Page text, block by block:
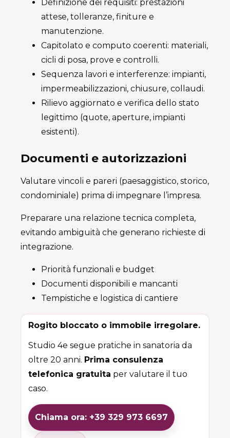
Definizione dei requisiti: prestazioni
attese, tolleranze, finiture e
manutenzione.
Capitolato e computo coerenti: materiali,
cicli di posa, prove e controlli.
Sequenza lavori e interferenze: impianti,
impermeabilizzazioni, chiusure, collaudi.
Rilievo aggiornato e verifica dello stato
legittimo (quote, aperture, impianti
esistenti).
Documenti e autorizzazioni
Valutare vincoli e pareri (paesaggistico, storico,
condominiale) prima di impegnare l’impresa.
Preparare una relazione tecnica completa,
evitando ambiguità che generano richieste di
integrazione.
Priorità funzionali e budget
Documenti disponibili e mancanti
Tempistiche e logistica di cantiere
Rogito bloccato o immobile irregolare.
Studio 4e segue pratiche in sanatoria da
oltre 20 anni. Prima consulenza
telefonica gratuita per valutare il tuo
caso.
Chiama ora: +39 329 973 6697